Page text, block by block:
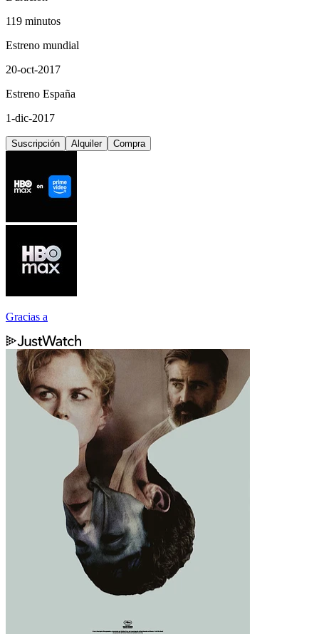
119 minutos
Estreno mundial
20-oct-2017
Estreno España
1-dic-2017
Suscripción Alquiler Compra
Gracias a